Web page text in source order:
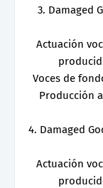
3. Damaged
Actuación
Voces de
Producción
4. Damaged
Actuación